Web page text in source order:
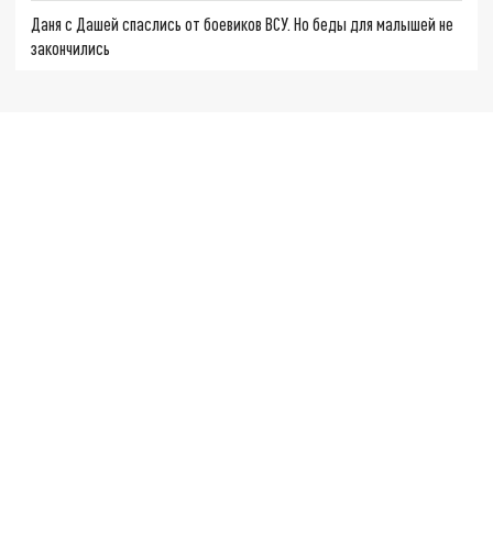
Даня с Дашей спаслись от боевиков ВСУ. Но беды для малышей не
закончились